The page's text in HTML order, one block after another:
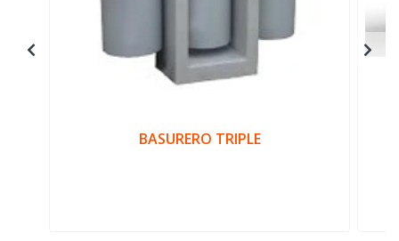
BASURERO TRIPLE